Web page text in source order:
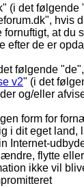
(i det
hvis
at du
efter de er
følgende
v2" (i det
og/eller
form for
i dit eget land,
Internet-
flytte
ikke vil